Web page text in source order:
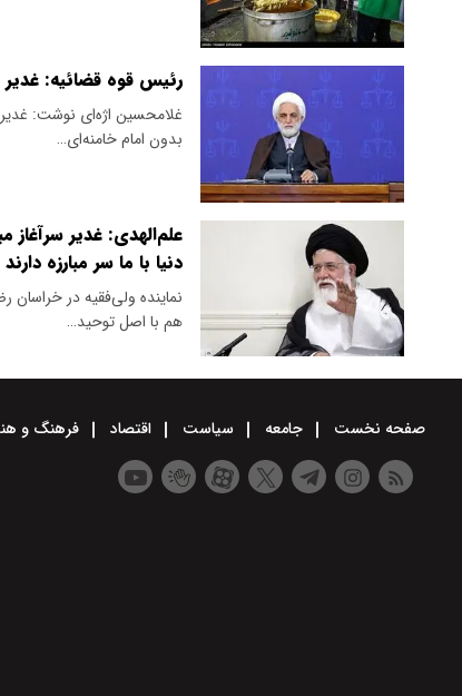
رئیس قوه قضائیه:
غلامحسین اژه‌ای نوشت:
بدون امام خامنه‌ای…
علم‌الهدی: غدیر
دنیا با ما سر مبارزه دارند
نماینده ولی‌فقیه در
هم با اصل توحید…
صفحه نخست جامعه سیاست اقتصاد فرهنگ و